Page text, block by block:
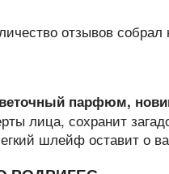
парфюм,
лица, сохранит
шлейф оставит о